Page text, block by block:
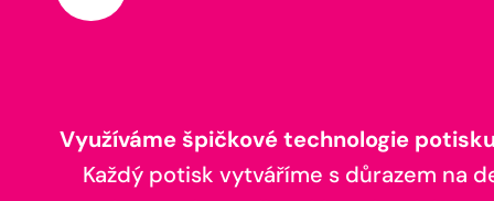
Využíváme špičkové technologie
Každý potisk vytváříme s důrazem na